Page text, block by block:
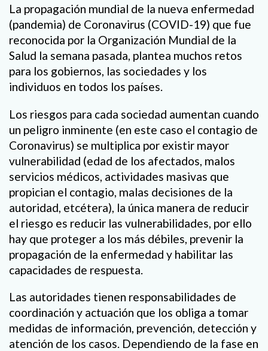
La propagación mundial de la nueva enfermedad
(pandemia) de Coronavirus (COVID-19) que fue
reconocida por la Organización Mundial de la
Salud la semana pasada, plantea muchos retos
para los gobiernos, las sociedades y los
individuos en todos los países.
Los riesgos para cada sociedad aumentan cuando
un peligro inminente (en este caso el contagio de
Coronavirus) se multiplica por existir mayor
vulnerabilidad (edad de los afectados, malos
servicios médicos, actividades masivas que
propician el contagio, malas decisiones de la
autoridad, etcétera), la única manera de reducir
el riesgo es reducir las vulnerabilidades, por ello
hay que proteger a los más débiles, prevenir la
propagación de la enfermedad y habilitar las
capacidades de respuesta.
Las autoridades tienen responsabilidades de
coordinación y actuación que los obliga a tomar
medidas de información, prevención, detección y
atención de los casos. Dependiendo de la fase en